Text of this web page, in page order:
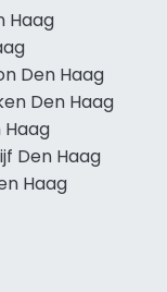
Haag
Den Haag
Den Haag
Haag
Den Haag
Haag